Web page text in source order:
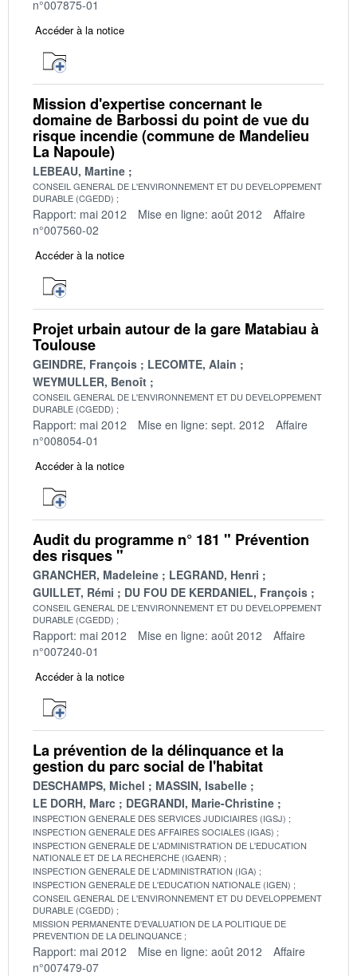
n°007875-01
Accéder à la notice
Mission d'expertise concernant le
domaine de Barbossi du point de vue du
risque incendie (commune de Mandelieu
La Napoule)
LEBEAU, Martine
CONSEIL GENERAL DE L'ENVIRONNEMENT ET DU DEVELOPPEMENT
DURABLE (CGEDD)
Rapport: mai 2012 Mise en ligne: août 2012
Affaire
n°007560-02
Accéder à la notice
Projet urbain autour de la gare Matabiau à
Toulouse
GEINDRE, François
LECOMTE, Alain
WEYMULLER, Benoît
CONSEIL GENERAL DE L'ENVIRONNEMENT ET DU DEVELOPPEMENT
DURABLE (CGEDD)
Rapport: mai 2012 Mise en ligne: sept. 2012
Affaire
n°008054-01
Accéder à la notice
Audit du programme n° 181 " Prévention
des risques "
GRANCHER, Madeleine
LEGRAND, Henri
GUILLET, Rémi
DU FOU DE KERDANIEL, François
CONSEIL GENERAL DE L'ENVIRONNEMENT ET DU DEVELOPPEMENT
DURABLE (CGEDD)
Rapport: mai 2012 Mise en ligne: août 2012
Affaire
n°007240-01
Accéder à la notice
La prévention de la délinquance et la
gestion du parc social de l'habitat
DESCHAMPS, Michel
MASSIN, Isabelle
LE DORH, Marc
DEGRANDI, Marie-Christine
INSPECTION GENERALE DES SERVICES JUDICIAIRES (IGSJ)
INSPECTION GENERALE DES AFFAIRES SOCIALES (IGAS)
INSPECTION GENERALE DE L'ADMINISTRATION DE L'EDUCATION
NATIONALE ET DE LA RECHERCHE (IGAENR)
INSPECTION GENERALE DE L'ADMINISTRATION (IGA)
INSPECTION GENERALE DE L'EDUCATION NATIONALE (IGEN)
CONSEIL GENERAL DE L'ENVIRONNEMENT ET DU DEVELOPPEMENT
DURABLE (CGEDD)
MISSION PERMANENTE D'EVALUATION DE LA POLITIQUE DE
PREVENTION DE LA DELINQUANCE
Rapport: mai 2012 Mise en ligne: août 2012
Affaire
n°007479-07